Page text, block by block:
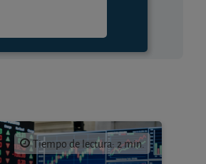
Tiempo de lectura: 2 min.